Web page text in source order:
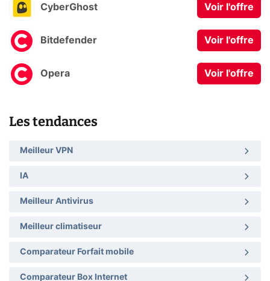
CyberGhost Voir l'offre
Bitdefender Voir l'offre
Opera Voir l'offre
Les tendances
Meilleur VPN
IA
Meilleur Antivirus
Meilleur climatiseur
Comparateur Forfait mobile
Comparateur Box Internet